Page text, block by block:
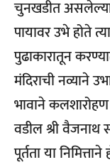
चुनखडीत
पायावर उभे होते
पुढाकारातून
मंदिराची नव्याने
भावाने
वडील श्री वैजनाथ
पूर्तता या